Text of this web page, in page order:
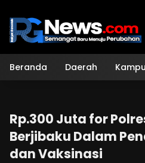
konten
Beranda Daerah
Rp.300 Juta for
Berjibaku Dalam
dan Vaksinasi